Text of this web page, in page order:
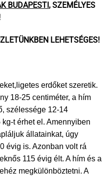
BUDAPESTI , SZEMÉLYES
LEHETSÉGES!
erdőket szeretik.
18-25 centiméter, a hím
szélessége 12-14
t érhet el. Amennyiben
állatainkat, úgy
évig is. Azonban volt rá
115 évig élt. A hím és a
megkülönböztetni. A